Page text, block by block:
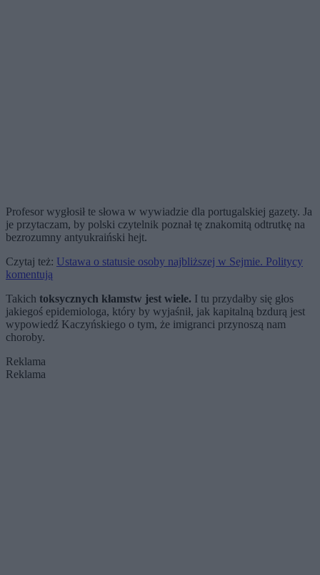
Profesor wygłosił te słowa w wywiadzie dla portugalskiej gazety. Ja
je przytaczam, by polski czytelnik poznał tę znakomitą odtrutkę na
bezrozumny antyukraiński hejt.
Czytaj też: Ustawa o statusie osoby najbliższej w Sejmie. Politycy
komentują
Takich toksycznych kłamstw jest wiele. I tu przydałby się głos
jakiegoś epidemiologa, który by wyjaśnił, jak kapitalną bzdurą jest
wypowiedź Kaczyńskiego o tym, że imigranci przynoszą nam
choroby.
Reklama
Reklama